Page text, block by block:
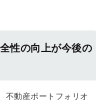
性の向上が今後の
不動産ポートフォリオ